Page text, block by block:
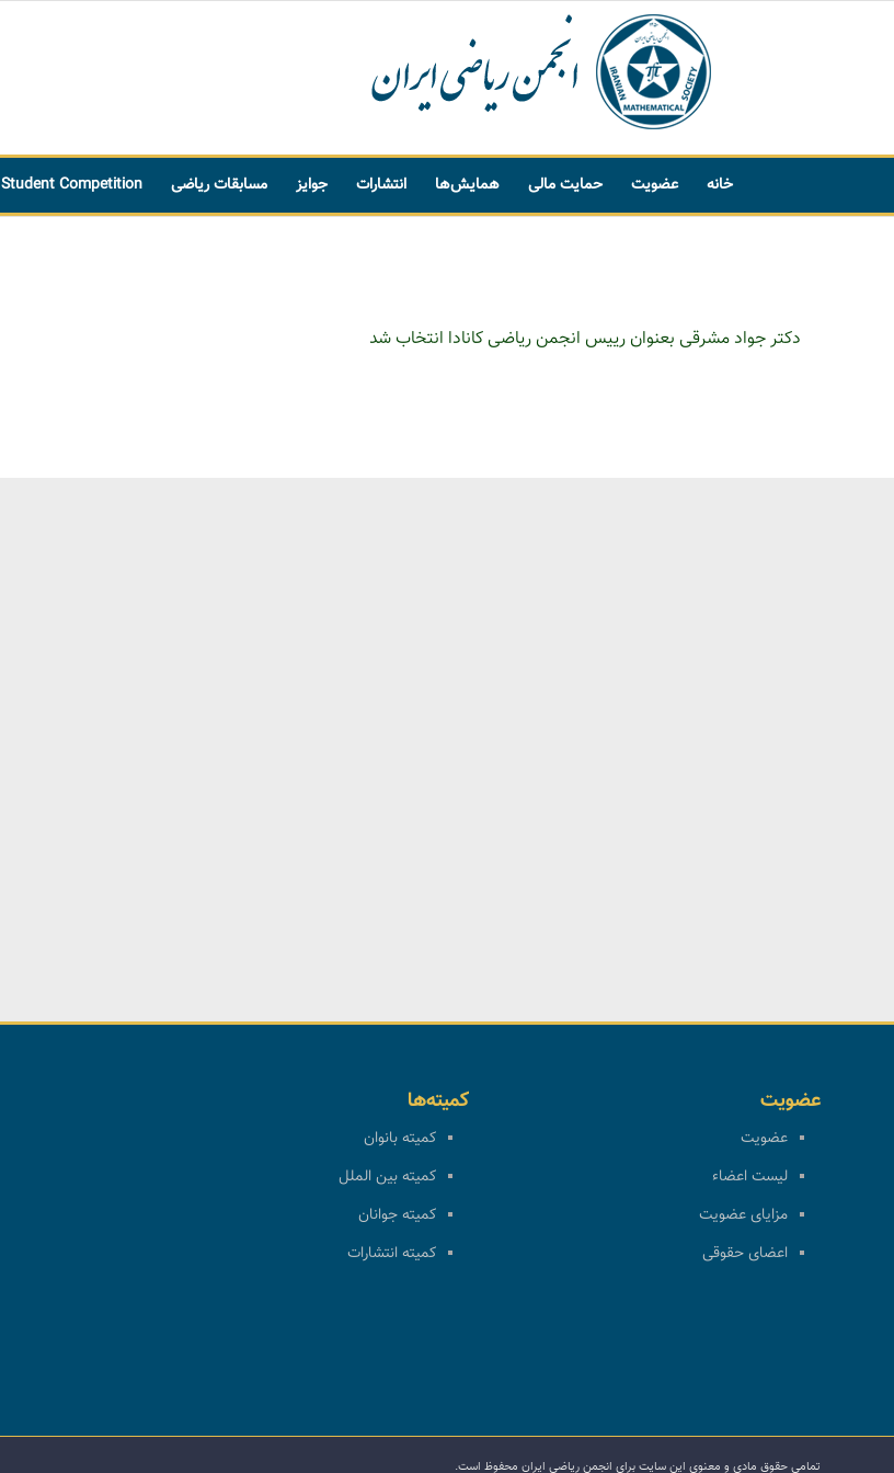
خانه عضویت حمایت مالی همایش‌ها انتشارات جوایز مسابقات ریاضی Student Competition
دکتر جواد مشرقی بعنوان رییس انجمن ریاضی کانادا انتخاب شد
عضویت
عضویت
لیست اعضاء
مزایای عضویت
اعضای حقوقی
کمیته‌ها
کمیته بانوان
کمیته بین الملل
کمیته جوانان
کمیته انتشارات
تمامی حقوق مادی و معنوی این سایت برای انجمن ریاضی ایران محفوظ است.